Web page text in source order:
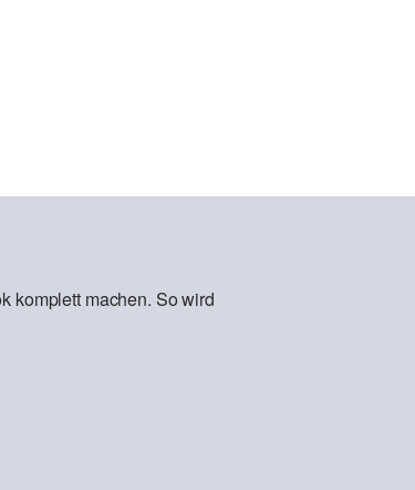
komplett machen. So wird